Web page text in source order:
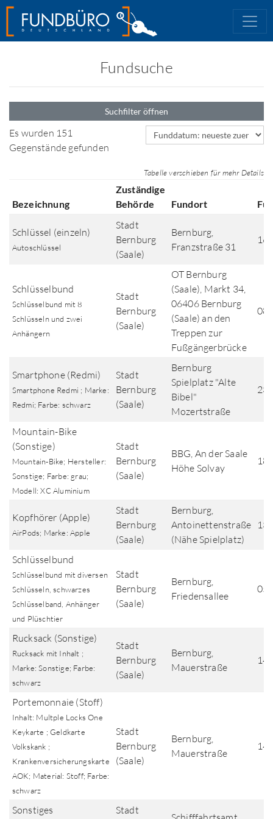
Fundsuche
Suchfilter öffnen
Es wurden 151
Gegenstände gefunden
Sortierfeld
Tabelle verschieben für mehr Details
Bezeichnung
Zuständige
Behörde
Fundort
Schlüssel (einzeln)
Autoschlüssel
Stadt
Bernburg
(Saale)
Bernburg,
Franzstraße 31
Schlüsselbund
Schlüsselbund mit 8
Schlüsseln und zwei
Anhängern
Stadt
Bernburg
(Saale)
OT Bernburg
(Saale), Markt 34,
06406 Bernburg
(Saale) an den
Treppen zur
Fußgängerbrücke
Smartphone (Redmi)
Smartphone Redmi ; Marke:
Redmi; Farbe: schwarz
Stadt
Bernburg
(Saale)
Bernburg
Spielplatz "Alte
Bibel"
Mozertstraße
Mountain-Bike
(Sonstige)
Mountain-Bike; Hersteller:
Sonstige; Farbe: grau;
Modell: XC Aluminium
Stadt
Bernburg
(Saale)
BBG, An der Saale
Höhe Solvay
Kopfhörer (Apple)
AirPods; Marke: Apple
Stadt
Bernburg
(Saale)
Bernburg,
Antoinettenstraße
(Nähe Spielplatz)
Schlüsselbund
Schlüsselbund mit diversen
Schlüsseln, schwarzes
Schlüsselband, Anhänger
und Plüschtier
Stadt
Bernburg
(Saale)
Bernburg,
Friedensallee
Rucksack (Sonstige)
Rucksack mit Inhalt ;
Marke: Sonstige; Farbe:
schwarz
Stadt
Bernburg
(Saale)
Bernburg,
Mauerstraße
Portemonnaie (Stoff)
Inhalt: Multple Locks One
Keykarte ; Geldkarte
Volkskank ;
Krankenversicherungskarte
AOK; Material: Stoff; Farbe:
schwarz
Stadt
Bernburg
(Saale)
Bernburg,
Mauerstraße
Sonstiges
Stadt